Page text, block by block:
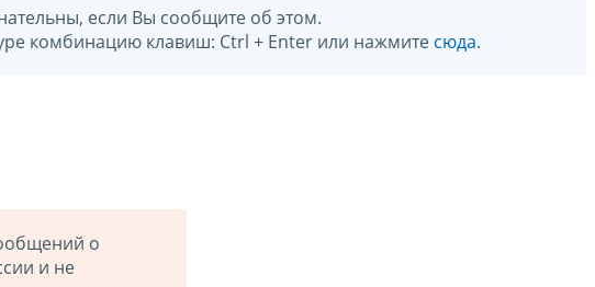
если Вы сообщите об этом.
комбинацию клавиш: Ctrl + Enter или нажмите сюда.
о
и не